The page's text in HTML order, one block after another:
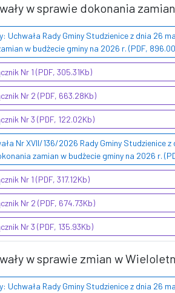
w sprawie dokonania
Uchwała Rady Gminy Studzienice z dnia 26
w budżecie gminy na 2026 r. (PDF,
Nr 1 (PDF, 305.31Kb)
Nr 2 (PDF, 663.28Kb)
Nr 3 (PDF, 122.02Kb)
Nr XVII/136/2026 Rady Gminy Studzienice
zamian w budżecie gminy na 2026 r.
Nr 1 (PDF, 317.12Kb)
Nr 2 (PDF, 674.73Kb)
Nr 3 (PDF, 135.93Kb)
w sprawie zmian w
Uchwała Rady Gminy Studzienice z dnia 26